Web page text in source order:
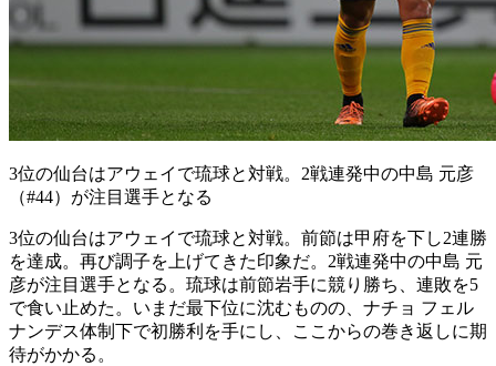
3位の仙台はアウェイで琉球と対戦。2戦連発中の中島 元彦
（#44）が注目選手となる
3位の仙台はアウェイで琉球と対戦。前節は甲府を下し2連勝
を達成。再び調子を上げてきた印象だ。2戦連発中の中島 元
彦が注目選手となる。琉球は前節岩手に競り勝ち、連敗を5
で食い止めた。いまだ最下位に沈むものの、ナチョ フェル
ナンデス体制下で初勝利を手にし、ここからの巻き返しに期
待がかかる。